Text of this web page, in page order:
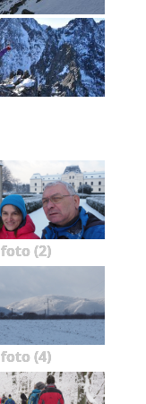
foto (2)
foto (4)